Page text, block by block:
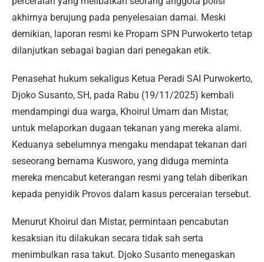
akhirnya berujung pada penyelesaian damai. Meski
demikian, laporan resmi ke Propam SPN Purwokerto tetap
dilanjutkan sebagai bagian dari penegakan etik.
Penasehat hukum sekaligus Ketua Peradi SAI Purwokerto,
Djoko Susanto, SH, pada Rabu (19/11/2025) kembali
mendampingi dua warga, Khoirul Umam dan Mistar,
untuk melaporkan dugaan tekanan yang mereka alami.
Keduanya sebelumnya mengaku mendapat tekanan dari
seseorang bernama Kusworo, yang diduga meminta
mereka mencabut keterangan resmi yang telah diberikan
kepada penyidik Provos dalam kasus perceraian tersebut.
Menurut Khoirul dan Mistar, permintaan pencabutan
kesaksian itu dilakukan secara tidak sah serta
menimbulkan rasa takut. Djoko Susanto menegaskan